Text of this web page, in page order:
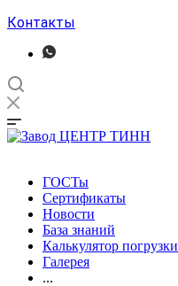
Контакты
ГОСТы
Сертификаты
Новости
База знаний
Калькулятор погрузки
Галерея
...